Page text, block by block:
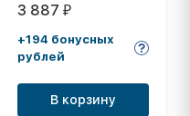
винилискожа, на
молнии
3 887 ₽
+194 бонусных
рублей
В корзину